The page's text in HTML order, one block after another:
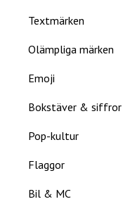
Textmärken
Olämpliga märken
Emoji
Bokstäver & siffror
Pop-kultur
Flaggor
Bil & MC